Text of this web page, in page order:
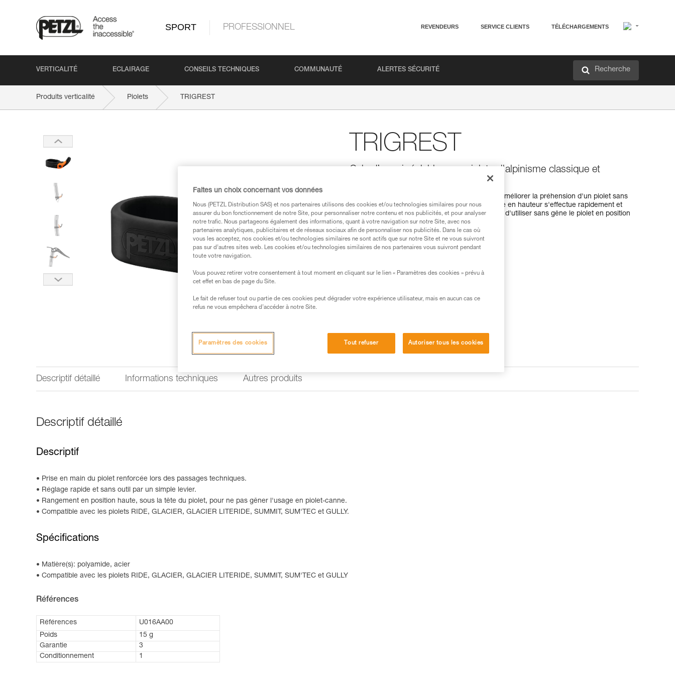
SPORT PROFESSIONNEL REVENDEURS SERVICE CLIENTS TÉLÉCHARGEMENTS
VERTICALITÉ ECLAIRAGE CONSEILS TECHNIQUES COMMUNAUTÉ ALERTES SÉCURITÉ Recherche
Produits verticalité Piolets TRIGREST
TRIGREST
Cale d’appui réglable pour piolets d'alpinisme classique et
TRIGREST est une cale d'appui amovible pour améliorer la préhension d'un piolet sans
poignée. Positionnée sur le manche, son réglage en hauteur s'effectue rapidement et
sans outil. Le rangement en partie haute permet d'utiliser sans gêne le piolet en position
de marche.
Trouvez un revendeur
Descriptif détaillé Informations techniques Autres produits
Descriptif détaillé
Descriptif
Prise en main du piolet renforcée lors des passages techniques.
Réglage rapide et sans outil par un simple levier.
Rangement en position haute, sous la tête du piolet, pour ne pas gêner l'usage en piolet-canne.
Compatible avec les piolets RIDE, GLACIER, GLACIER LITERIDE, SUMMIT, SUM'TEC et GULLY.
Spécifications
Matière(s): polyamide, acier
Compatible avec les piolets RIDE, GLACIER, GLACIER LITERIDE, SUMMIT, SUM'TEC et GULLY
Références
Références
U016AA00
Poids
15 g
Garantie
3
Conditionnement
1
Faites un choix concernant vos données
Nous (PETZL Distribution SAS) et nos partenaires utilisons des cookies et/ou technologies similaires pour nous
assurer du bon fonctionnement de notre Site, pour personnaliser notre contenu et nos publicités, et pour analyser
notre trafic. Nous partageons également des informations, quant à votre navigation sur notre Site, avec nos
partenaires analytiques, publicitaires et de réseaux sociaux afin de personnaliser nos publicités. Dans le cas où
vous les acceptez, nos cookies et/ou technologies similaires ne sont actifs que sur notre Site et ne vous suivront
pas sur d’autres sites web. Les cookies et/ou technologies similaires de nos partenaires vous suivront pendant
toute votre navigation.
Vous pouvez retirer votre consentement à tout moment en cliquant sur le lien « Paramètres des cookies » prévu à
cet effet en bas de page du Site.
Le fait de refuser tout ou partie de ces cookies peut dégrader votre expérience utilisateur, mais en aucun cas ce
refus ne vous empêchera d’accéder à notre Site.
Tout refuser Autoriser tous les cookies
Paramètres des cookies